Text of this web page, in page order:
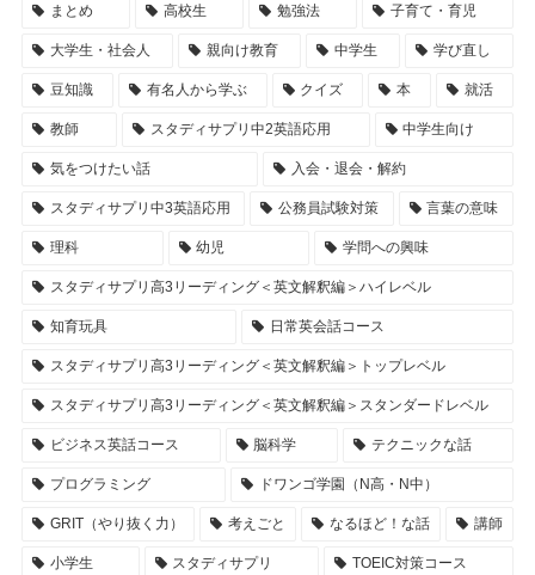
まとめ 高校生 勉強法 子育て・育児
大学生・社会人 親向け教育 中学生 学び直し
豆知識 有名人から学ぶ クイズ 本 就活
教師 スタディサプリ中2英語応用 中学生向け
気をつけたい話 入会・退会・解約
スタディサプリ中3英語応用 公務員試験対策 言葉の意味
理科 幼児 学問への興味
スタディサプリ高3リーディング＜英文解釈編＞ハイレベル
知育玩具 日常英会話コース
スタディサプリ高3リーディング＜英文解釈編＞トップレベル
スタディサプリ高3リーディング＜英文解釈編＞スタンダードレベル
ビジネス英話コース 脳科学 テクニックな話
プログラミング ドワンゴ学園（N高・N中）
GRIT（やり抜く力） 考えごと なるほど！な話 講師
小学生 スタディサプリ TOEIC対策コース